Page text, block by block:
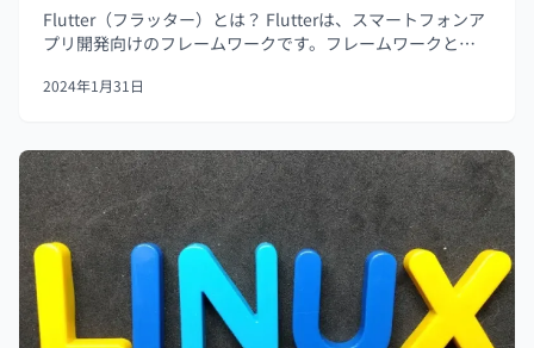
Flutter（フラッター）とは？ Flutterは、スマートフォンア
プリ開発向けのフレームワークです。フレームワークとは
ける基本的な土台ともいえるものです。これらを使用する
2024年1月31日